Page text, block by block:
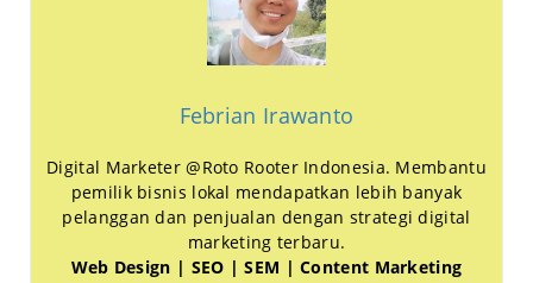
Febrian Irawanto
Digital Marketer @Roto Rooter Indonesia. Membantu
pemilik bisnis lokal mendapatkan lebih banyak
pelanggan dan penjualan dengan strategi digital
marketing terbaru.
Web Design | SEO | SEM | Content Marketing